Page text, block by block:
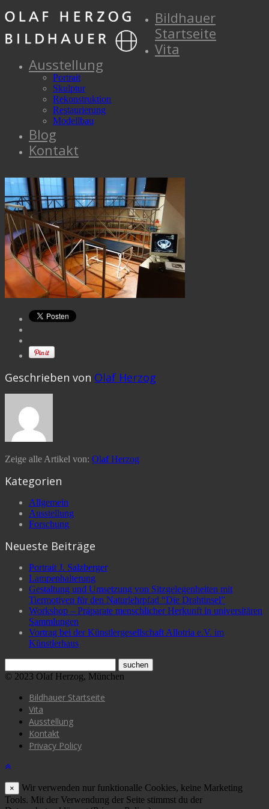
Bildhauer
Startseite
Vita
Ausstellung
Portrait
Skulptur
Rekonstruktion
Restaurierung
Modellbau
Blog
Kontakt
Geschrieben von Olaf Herzog
Zeige alle Artikel von: Olaf Herzog
Kategorien
Allgemein
Ausstellung
Forschung
Neueste Beiträge
Portrait J. Salzberger
Lampenhalterung
Gestaltung und Umsetzung von Sitzgelegenheiten mit
Tiermotiven für den Naturlehrpfad “Die Drahtinsel”
Workshop – Präparate menschlicher Herkunft in universitären
Sammlungen
Vortrag bei der Künstlergesellschaft Allotria e.V. im
Künstlerhaus
© 2023 Olaf Herzog, München
Bildhauer Startseite
Vita
Ausstellung
Kontakt
Privacy Policy
×
Wir verwenden nur funktionalle Cookies, keine Marketing
Tools. Mit der Verwendung der Seite stimmst du der